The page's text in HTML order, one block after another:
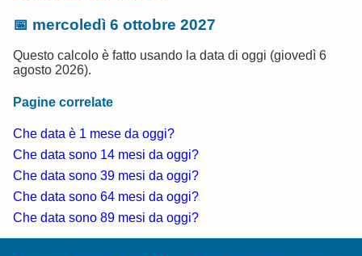
📅 mercoledì 6 ottobre 2027
Questo calcolo è fatto usando la data di oggi (giovedì 6
agosto 2026).
Pagine correlate
Che data è 1 mese da oggi?
Che data sono 14 mesi da oggi?
Che data sono 39 mesi da oggi?
Che data sono 64 mesi da oggi?
Che data sono 89 mesi da oggi?